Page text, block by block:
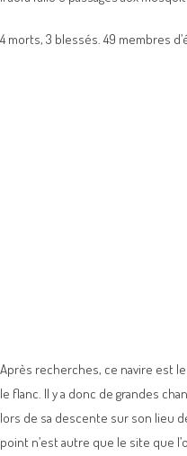
4 morts, 3 blessés. 49 membres
Après recherches, ce navire est
le flanc. Il y a donc de grandes
lors de sa descente sur son lieu
point n’est autre que le site que